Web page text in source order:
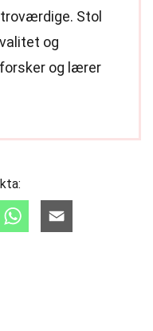
Stol
og
og lærer